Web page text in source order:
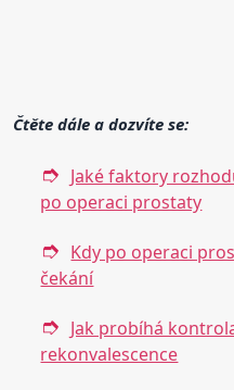
Čtěte dále a dozvíte se:
Jaké faktory
po operaci prostaty
Kdy po operaci
čekání
Jak probíhá
rekonvalescence